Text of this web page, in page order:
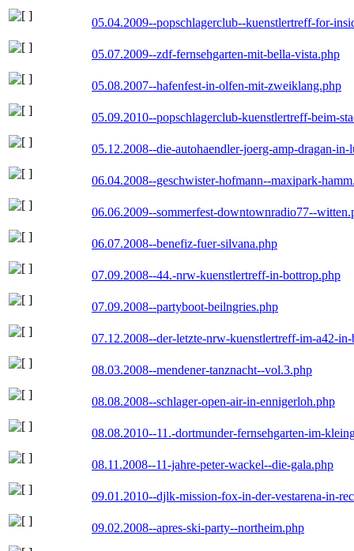
05.04.2009--popschlagerclub--kuenstlertreff-for-
05.07.2009--zdf-fernsehgarten-mit-bella-vista.php
05.08.2007--hafenfest-in-olfen-mit-zweiklang.php
05.09.2010--popschlagerclub-kuenstlertreff-beim-
05.12.2008--die-autohaendler-joerg-amp-dragan-in-
06.04.2008--geschwister-hofmann--maxipark-
06.06.2009--sommerfest-downtownradio77--
06.07.2008--benefiz-fuer-silvana.php
07.09.2008--44.-nrw-kuenstlertreff-in-bottrop.php
07.09.2008--partyboot-beilngries.php
07.12.2008--der-letzte-nrw-kuenstlertreff-im-a42-
08.03.2008--mendener-tanznacht--vol.3.php
08.08.2008--schlager-open-air-in-ennigerloh.php
08.08.2010--11.-dortmunder-fernsehgarten-im-
08.11.2008--11-jahre-peter-wackel--die-gala.php
09.01.2010--djlk-mission-fox-in-der-vestarena-in-
09.02.2008--apres-ski-party--northeim.php